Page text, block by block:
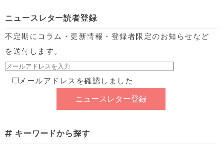
ニュースレター読者登録
不定期にコラム・更新情報・登録者限定のお知らせなど
を送付します。
メールアドレスを確認しました
キーワードから探す